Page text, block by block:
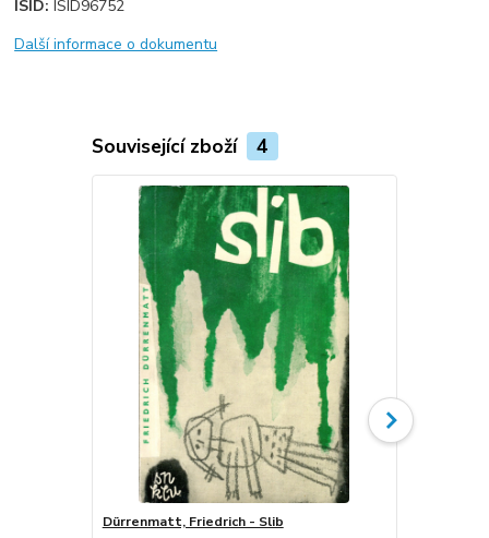
ISID:ISID96752
Další informace o dokumentu
Související zboží 4
Dürrenmatt, Friedrich - Slib